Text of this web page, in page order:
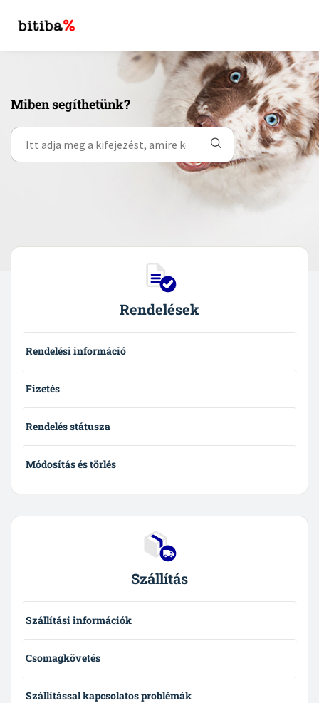
Miben segíthetünk?
Rendelések
Rendelési információ
Fizetés
Rendelés státusza
Módosítás és törlés
Szállítás
Szállítási információk
Csomagkövetés
Szállítással kapcsolatos problémák